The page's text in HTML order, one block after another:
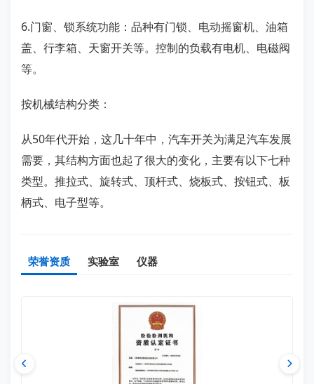
6.门窗、锁系统功能：品种有门锁、电动摇窗机、油箱
盖、行李箱、天窗开关等。控制的负载有电机、电磁阀
等。
按机械结构分类：
从50年代开始，这几十年中，汽车开关为满足汽车发展
需要，其结构方面也起了很大的变化，主要有以下七种
类型。推拉式、旋转式、顶杆式、烧板式、按钮式、板
柄式、电子型等。
荣誉资质 实验室 仪器